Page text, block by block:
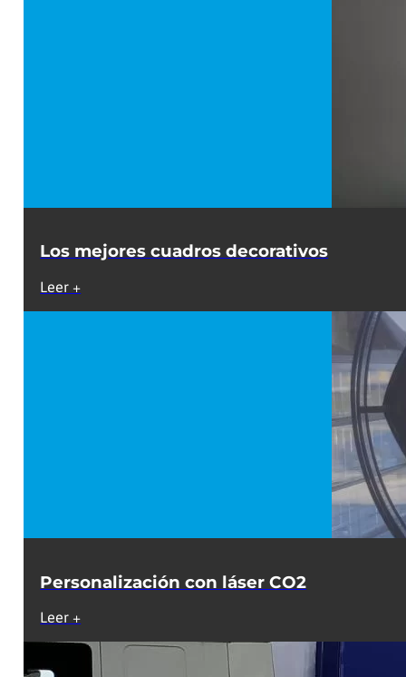
Los mejores cuadros decorativos
Leer +
Personalización con láser CO2
Leer +